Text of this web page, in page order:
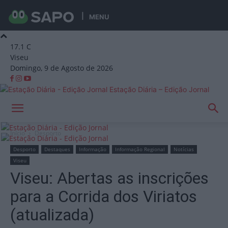
MENU
17.1 C
Viseu
Domingo, 9 de Agosto de 2026
Estação Diária – Edição Jornal
Início Desporto
Desporto Destaques Informação Informação Regional
Notícias
Viseu
Viseu: Abertas as inscrições
para a Corrida dos Viriatos
(atualizada)